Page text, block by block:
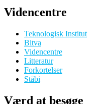
Videncentre
Teknologisk Institut
Bitva
Videncentre
Litteratur
Forkortelser
Ståbi
Værd at besøge